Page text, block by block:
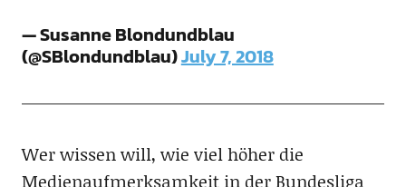
— Susanne Blondundblau
(@SBlondundblau)July 7, 2018
Wer wissen will, wie viel höher die
Medienaufmerksamkeit in der Bundesliga